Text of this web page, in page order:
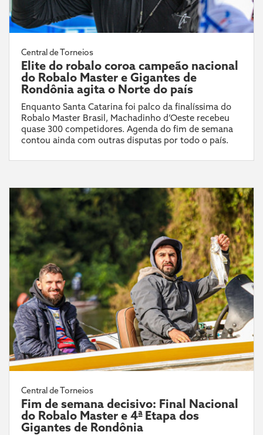
Central de Torneios
Elite do robalo coroa campeão nacional
do Robalo Master e Gigantes de
Rondônia agita o Norte do país
Enquanto Santa Catarina foi palco da finalíssima do
Robalo Master Brasil, Machadinho d’Oeste recebeu
quase 300 competidores. Agenda do fim de semana
contou ainda com outras disputas por todo o país.
Central de Torneios
Fim de semana decisivo: Final Nacional
do Robalo Master e 4ª Etapa dos
Gigantes de Rondônia